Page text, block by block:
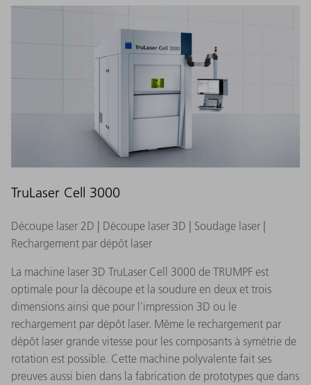
TruLaser Cell 3000
Découpe laser 2D | Découpe laser 3D | Soudage laser |
Rechargement par dépôt laser
La machine laser 3D TruLaser Cell 3000 de TRUMPF est
optimale pour la découpe et la soudure en deux et trois
dimensions ainsi que pour l'impression 3D ou le
rechargement par dépôt laser. Même le rechargement par
dépôt laser grande vitesse pour les composants à symétrie de
rotation est possible. Cette machine polyvalente fait ses
preuves aussi bien dans la fabrication de prototypes que dans